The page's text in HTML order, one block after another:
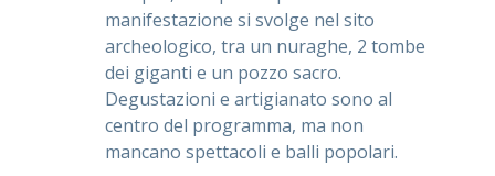
manifestazione si svolge nel sito
archeologico, tra un nuraghe, 2 tombe
dei giganti e un pozzo sacro.
Degustazioni e artigianato sono al
centro del programma, ma non
mancano spettacoli e balli popolari.